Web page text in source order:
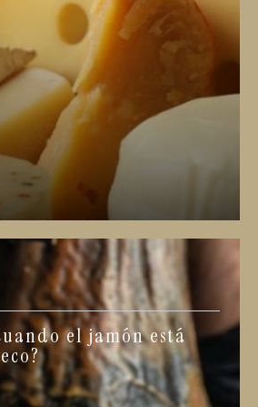
el jamón está